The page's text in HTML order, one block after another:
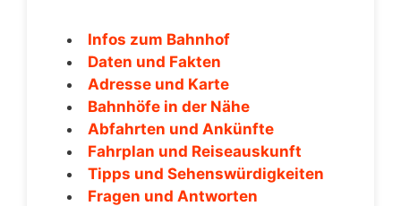
Infos zum Bahnhof
Daten und Fakten
Adresse und Karte
Bahnhöfe in der Nähe
Abfahrten und Ankünfte
Fahrplan und Reiseauskunft
Tipps und Sehenswürdigkeiten
Fragen und Antworten